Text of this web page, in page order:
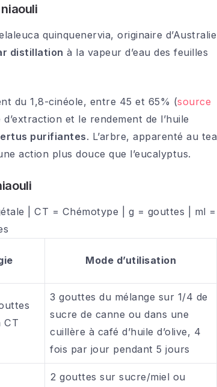
quinquenervia, originaire d’Australie
distillation à la vapeur d’eau des feuilles
du 1,8-cinéole, entre 45 et 65% (source
d’extraction et le rendement de l’huile
purifiantes. L’arbre, apparenté au tea
action plus douce que l’eucalyptus.
| CT = Chémotype | g = gouttes | ml =
Mode d’utilisation
CT
3 gouttes du mélange sur 1/4 de
sucre de canne ou dans une
cuillère à café d’huile d’olive, 4
fois par jour pendant 5 jours
2 gouttes sur sucre/miel ou